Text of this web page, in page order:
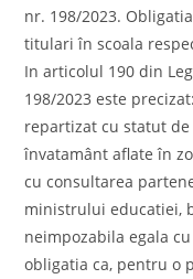
nr. 198/2023.
titulari în scoala
In articolul 190 din
198/2023 este
repartizat cu statut
învatamânt aflate în
cu consultarea
ministrului educatiei,
neimpozabila egala
obligatia ca, pentru o